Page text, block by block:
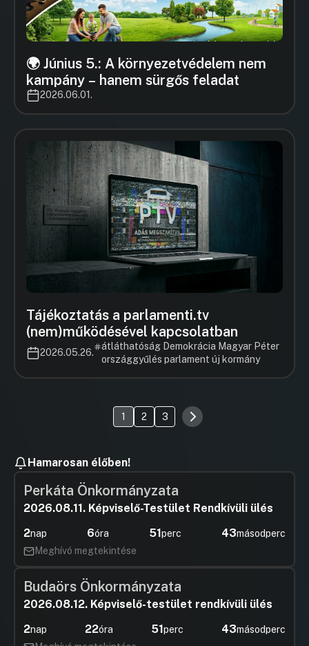
🌍 Június 5.: A környezetvédelem nem
kampány – hanem sürgős feladat
2026.06.01.
Tájékoztatás a parlamenti.tv
(nem)működésével kapcsolatban
2026.05.26.
átláthatóság Demokrácia Magyar Péter
országgyűlés parlament új kormány
1 2 3
Hamarosan élőben!
Perkáta Önkormányzata
2026.08.11. Képviselő-Testület Rendkívüli ülés
2nap 6óra 51perc 42másodperc
Meghívó megtekintése
Budaörs Önkormányzata
2026.08.12. Képviselő-testület rendkívüli ülés
2nap 22óra 51perc 42másodperc